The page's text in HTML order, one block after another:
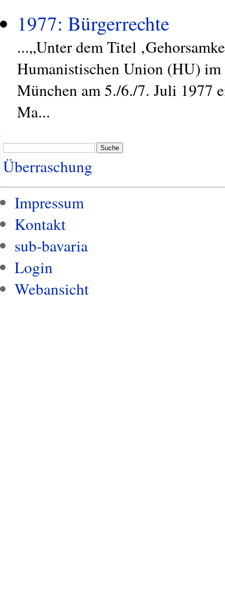
1977: Bürgerrechte
...„Unter dem Titel
Humanistischen Union (HU)
München am 5./6./7. Juli 1977
Ma...
Suche
Überraschung
Impressum
Kontakt
sub-bavaria
Login
Webansicht